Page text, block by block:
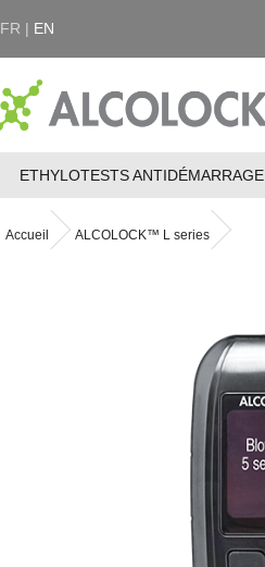
FR | EN
ETHYLOTESTS ANTIDÉMARRAGE
Accueil ALCOLOCK™ L series